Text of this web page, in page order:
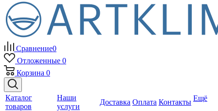
Сравнение0
Отложенные 0
Корзина 0
Каталог
товаров
Наши
услуги
Доставка Оплата Контакты Ещё